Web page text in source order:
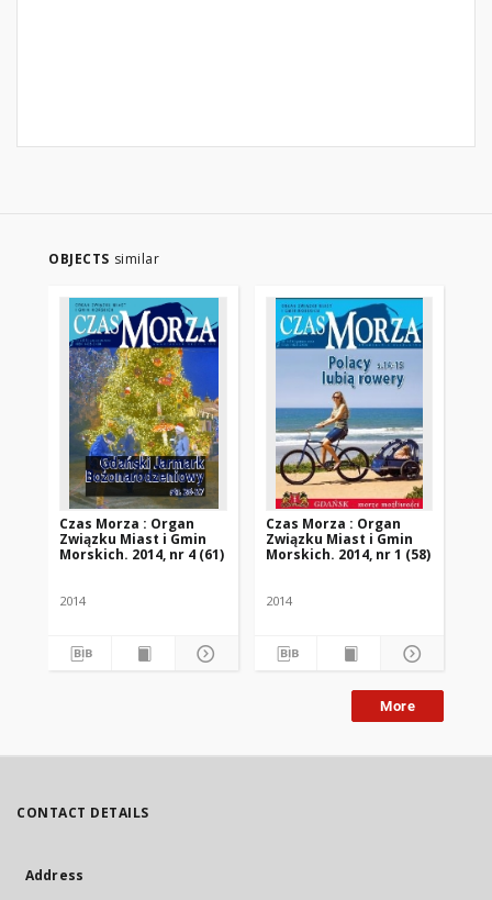
OBJECTS similar
Czas Morza : Organ
Związku Miast i Gmin
Morskich. 2014, nr 4 (61)
2014
Czas Morza : Organ
Związku Miast i Gmin
Morskich. 2014, nr 1 (58)
2014
More
CONTACT DETAILS
Address